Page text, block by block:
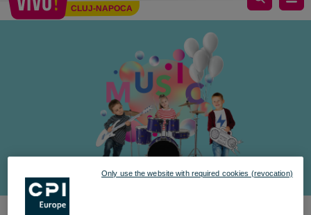
CLUJ-NAPOCA
SĂRBĂTOREȘTE ZIUA COPILULUI LA VIVO!
Only use the website with required cookies (revocation)